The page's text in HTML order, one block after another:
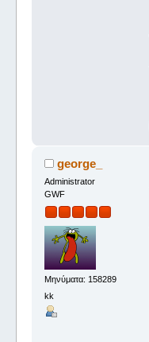
george_
Administrator
GWF
Μηνύματα: 158289
kk